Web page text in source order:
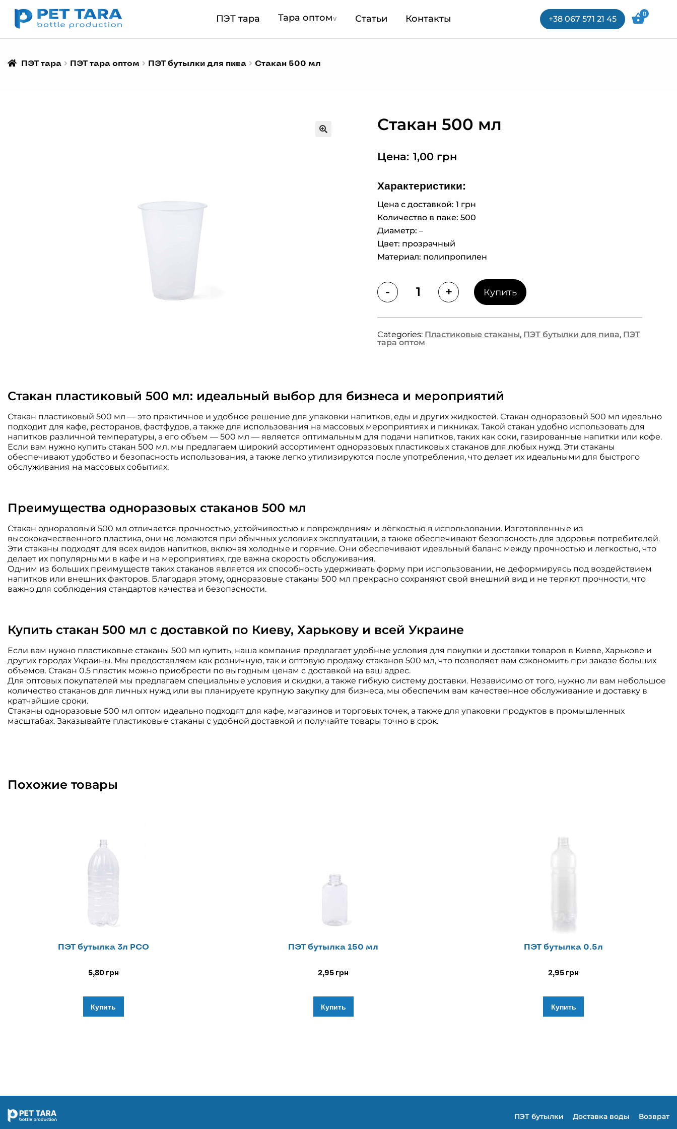
ПЭТ тара Тара оптом Статьи Контакты +38 067 571 21 45
0
ПЭТ тара ПЭТ тара оптом ПЭТ бутылки для пива Стакан 500 мл
Стакан 500 мл
1,00 грн
Характеристики:
Цена с доставкой: 1 грн
Количество в паке: 500
Диаметр: –
Цвет: прозрачный
Материал: полипропилен
Quantity
- + Купить
Categories: Пластиковые стаканы, ПЭТ бутылки для пива, ПЭТ
тара оптом
Стакан пластиковый 500 мл: идеальный выбор для бизнеса и мероприятий
Стакан пластиковый 500 мл — это практичное и удобное решение для упаковки напитков, еды и других жидкостей. Стакан одноразовый 500 мл идеально
подходит для кафе, ресторанов, фастфудов, а также для использования на массовых мероприятиях и пикниках. Такой стакан удобно использовать для
напитков различной температуры, а его объем — 500 мл — является оптимальным для подачи напитков, таких как соки, газированные напитки или кофе.
Если вам нужно купить стакан 500 мл, мы предлагаем широкий ассортимент одноразовых пластиковых стаканов для любых нужд. Эти стаканы
обеспечивают удобство и безопасность использования, а также легко утилизируются после употребления, что делает их идеальными для быстрого
обслуживания на массовых событиях.
Преимущества одноразовых стаканов 500 мл
Стакан одноразовый 500 мл отличается прочностью, устойчивостью к повреждениям и лёгкостью в использовании. Изготовленные из
высококачественного пластика, они не ломаются при обычных условиях эксплуатации, а также обеспечивают безопасность для здоровья потребителей.
Эти стаканы подходят для всех видов напитков, включая холодные и горячие. Они обеспечивают идеальный баланс между прочностью и легкостью, что
делает их популярными в кафе и на мероприятиях, где важна скорость обслуживания.
Одним из больших преимуществ таких стаканов является их способность удерживать форму при использовании, не деформируясь под воздействием
напитков или внешних факторов. Благодаря этому, одноразовые стаканы 500 мл прекрасно сохраняют свой внешний вид и не теряют прочности, что
важно для соблюдения стандартов качества и безопасности.
Купить стакан 500 мл с доставкой по Киеву, Харькову и всей Украине
Если вам нужно пластиковые стаканы 500 мл купить, наша компания предлагает удобные условия для покупки и доставки товаров в Киеве, Харькове и
других городах Украины. Мы предоставляем как розничную, так и оптовую продажу стаканов 500 мл, что позволяет вам сэкономить при заказе больших
объемов. Стакан 0.5 пластик можно приобрести по выгодным ценам с доставкой на ваш адрес.
Для оптовых покупателей мы предлагаем специальные условия и скидки, а также гибкую систему доставки. Независимо от того, нужно ли вам небольшое
количество стаканов для личных нужд или вы планируете крупную закупку для бизнеса, мы обеспечим вам качественное обслуживание и доставку в
кратчайшие сроки.
Стаканы одноразовые 500 мл оптом идеально подходят для кафе, магазинов и торговых точек, а также для упаковки продуктов в промышленных
масштабах. Заказывайте пластиковые стаканы с удобной доставкой и получайте товары точно в срок.
Похожие товары
ПЭТ бутылка 3л РСО
5,80 грн
Купить
ПЭТ бутылка 150 мл
2,95 грн
Купить
ПЭТ бутылка 0.5л
2,95 грн
Купить
ПЭТ бутылки Доставка воды Возврат